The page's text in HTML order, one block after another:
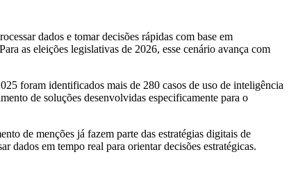
dados e tomar decisões rápidas com base em
as eleições legislativas de 2026, esse cenário avança com
foram identificados mais de 280 casos de uso de inteligência
de soluções desenvolvidas especificamente para o
de menções já fazem parte das estratégias digitais de
dados em tempo real para orientar decisões estratégicas.